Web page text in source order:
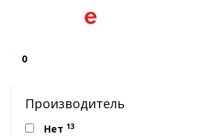
0
Производитель
Нет 13